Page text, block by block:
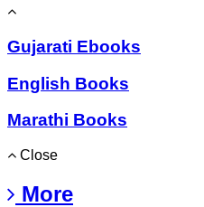
Gujarati Ebooks
English Books
Marathi Books
Close
More